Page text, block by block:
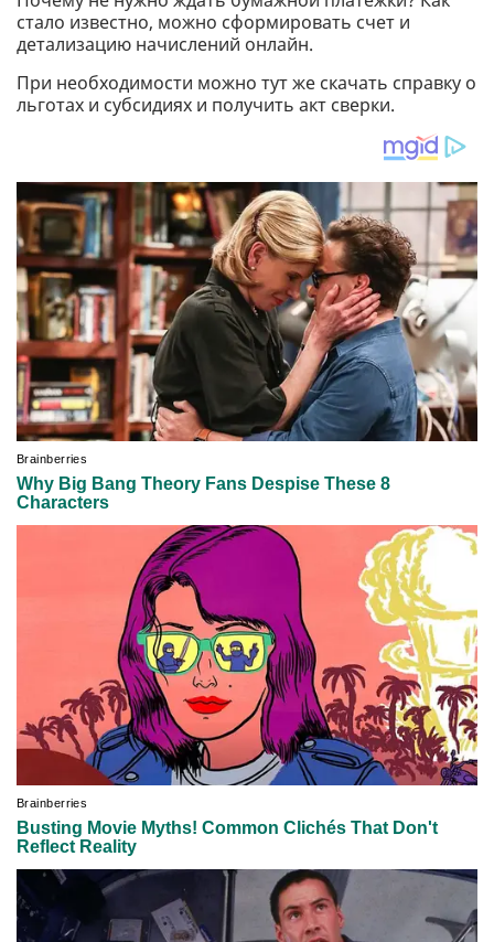
стало известно, можно сформировать счет и
детализацию начислений онлайн.
При необходимости можно тут же скачать справку о
льготах и субсидиях и получить акт сверки.